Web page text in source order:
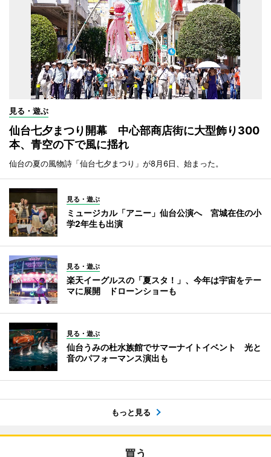
見る・遊ぶ
仙台七夕まつり開幕 中心部商店街に大型飾り300
本、青空の下で風に揺れ
仙台の夏の風物詩「仙台七夕まつり」が8月6日、始まった。
見る・遊ぶ
ミュージカル「アニー」仙台公演へ 宮城在住の小
学2年生も出演
見る・遊ぶ
楽天イーグルスの「夏スタ！」、今年は宇宙をテー
マに展開 ドローンショーも
見る・遊ぶ
仙台うみの杜水族館でサマーナイトイベント 光と
音のパフォーマンス演出も
もっと見る
買う